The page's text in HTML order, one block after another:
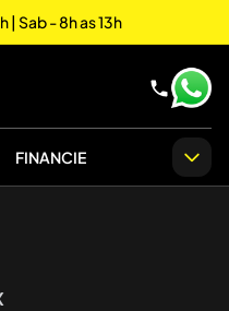
| Sab - 8h as 13h
FINANCIE